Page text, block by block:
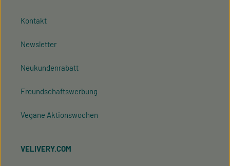
Kontakt
Newsletter
Neukundenrabatt
Freundschaftswerbung
Vegane Aktionswochen
VELIVERY.COM